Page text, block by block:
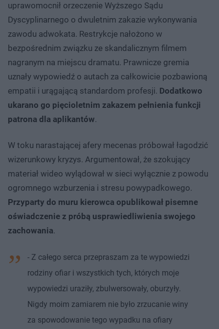
uprawomocnił orzeczenie Wyższego Sądu
Dyscyplinarnego o dwuletnim zakazie wykonywania
zawodu adwokata. Restrykcje nałożono w
bezpośrednim związku ze skandalicznym filmem
nagranym na miejscu dramatu. Prawnicze gremia
uznały wypowiedź o autach za całkowicie pozbawioną
empatii i urągającą standardom profesji. Dodatkowo
ukarano go pięcioletnim zakazem pełnienia funkcji
patrona dla aplikantów.
W toku narastającej afery mecenas próbował łagodzić
wizerunkowy kryzys. Argumentował, że szokujący
materiał wideo wylądował w sieci wyłącznie z powodu
ogromnego wzburzenia i stresu powypadkowego.
Przyparty do muru kierowca opublikował pisemne
oświadczenie z próbą usprawiedliwienia swojego
zachowania.
- Z całego serca przepraszam za te wypowiedzi
rodziny ofiar i wszystkich tych, których moje
wypowiedzi uraziły, zbulwersowały, oburzyły.
Nigdy moim zamiarem nie było zrzucanie winy
za spowodowanie tego wypadku na ofiary